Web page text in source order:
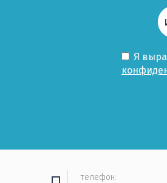
Я
телефон: